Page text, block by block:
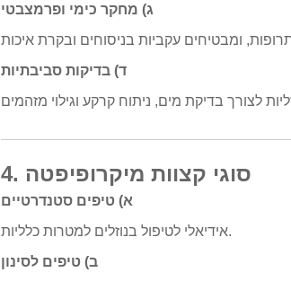
ג) מחקר כימי ופרמצבטי
ד) בדיקות סביבתיות
4. סוגי קצוות מיקרופיפטה
א) טיפים סטנדרטיים
אידיאלי לטיפול בנוזלים למטרות כלליות.
ב) טיפים לסינון